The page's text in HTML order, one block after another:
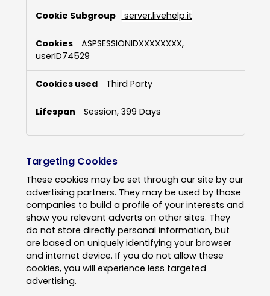
server.livehelp.it
ASPSESSIONIDXXXXXXXX,
userID74529
Third Party
Session, 399 Days
Targeting Cookies
These cookies may be set through our site by our
advertising partners. They may be used by those
companies to build a profile of your interests and
show you relevant adverts on other sites. They
do not store directly personal information, but
are based on uniquely identifying your browser
and internet device. If you do not allow these
cookies, you will experience less targeted
advertising.